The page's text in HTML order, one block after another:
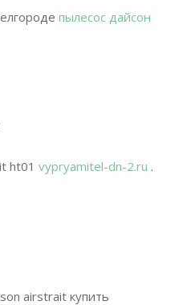
пылесос дайсон
ht01 vypryamitel-dn-2.ru .
airstrait купить